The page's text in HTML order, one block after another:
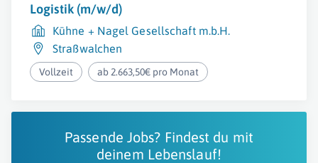
Logistik (m/w/d)
Kühne + Nagel Gesellschaft m.b.H.
Straßwalchen
Vollzeit ab 2.663,50€ pro Monat
Passende Jobs? Findest du mit
deinem Lebenslauf!